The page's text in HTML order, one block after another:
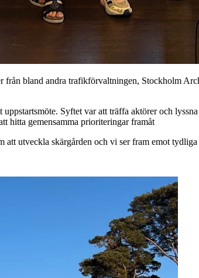
från bland andra trafikförvaltningen, Stockholm
Syftet var att träffa aktörer och
hitta gemensamma prioriteringar framåt
utveckla skärgården och vi ser fram emot